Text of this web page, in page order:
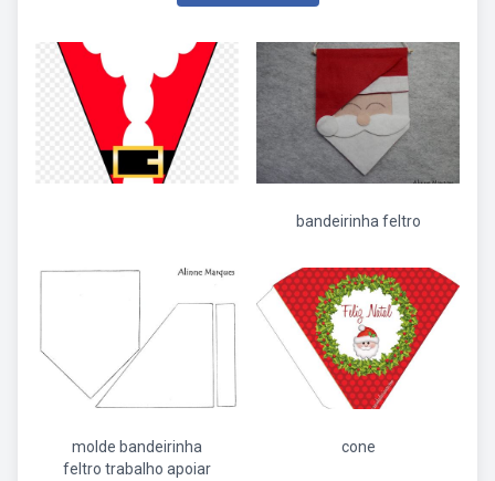
bandeirinha feltro
molde bandeirinha
feltro trabalho apoiar
cone